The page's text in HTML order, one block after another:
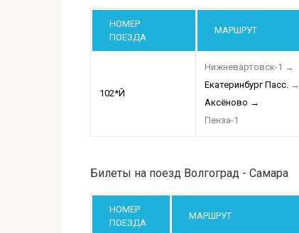
НОМЕР
ПОЕЗДА
МАРШРУТ
102*Й
Нижневартовск-1 →
Екатеринбург Пасс. →
Аксёново →
Пенза-1
Билеты на поезд Волгоград - Самара
НОМЕР
ПОЕЗДА
МАРШРУТ